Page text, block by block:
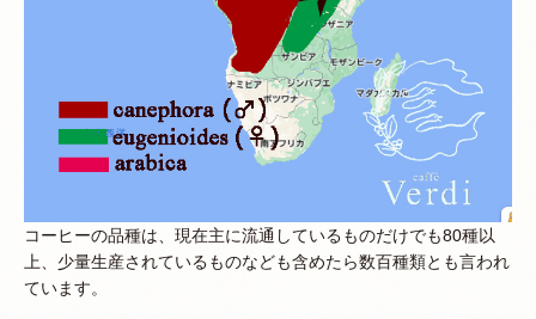
コーヒーの品種は、現在主に流通しているものだけでも80種以
上、少量生産されているものなども含めたら数百種類とも言われ
ています。